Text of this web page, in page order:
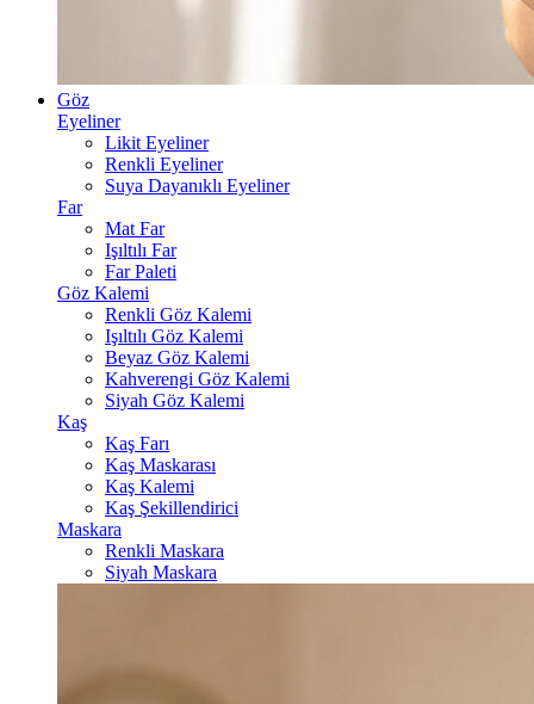
Göz
Eyeliner
Likit Eyeliner
Renkli Eyeliner
Suya Dayanıklı Eyeliner
Far
Mat Far
Işıltılı Far
Far Paleti
Göz Kalemi
Renkli Göz Kalemi
Işıltılı Göz Kalemi
Beyaz Göz Kalemi
Kahverengi Göz Kalemi
Siyah Göz Kalemi
Kaş
Kaş Farı
Kaş Maskarası
Kaş Kalemi
Kaş Şekillendirici
Maskara
Renkli Maskara
Siyah Maskara